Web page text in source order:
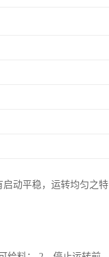
动平稳，运转均匀之特